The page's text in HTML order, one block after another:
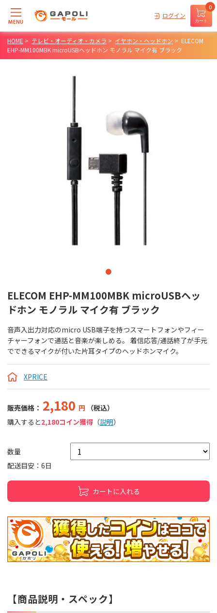
MENU
ログイン
カート
0
HOME > テレビ・オーディオ・カメラ > イヤホン・ヘッドホン > ELECOM
EHP-MM100MBK microUSBヘッドホン モノラル マイク有 ブラック
ELECOM EHP-MM100MBK microUSBヘッ
ドホン モノラル マイク有 ブラック
音声入出力対応のmicro USB端子を持つスマートフォンやフィー
チャーフォンで通話と音楽が楽しめる。 着信応答/通話終了が手元
でできるマイクが付いた片耳タイプのヘッドホンマイク。
XPRICE
販売価格： 2,180 円
（税込）
購入すると2,180コイン獲得 （説明）
数量
配送目安：6日
カートに入れる
【商品説明・スペック】